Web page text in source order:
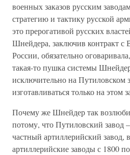
военных заказов русским
стратегию и тактику русской
это прерогативой русских
Шнейдера, заключив контракт
России, обязательно
такая-то пушка системы
исключительно на Путиловском
изготавливаться только на этом
Почему же Шнейдер так
потому, что Путиловский завод
частный артиллерийский завод,
артиллерийские заводы с 1800